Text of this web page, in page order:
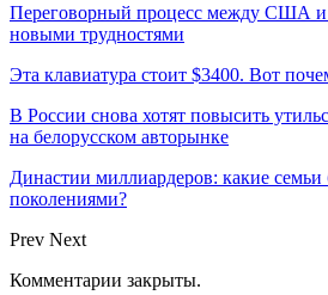
Переговорный процесс между США и
новыми трудностями
Эта клавиатура стоит $3400. Вот
В России снова хотят повысить
на белорусском авторынке
Династии миллиардеров: какие семьи
поколениями?
Prev Next
Комментарии закрыты.